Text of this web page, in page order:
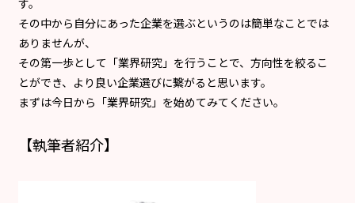
その中から自分にあった企業を選ぶというのは簡単なことでは
ありませんが、
その第一歩として「業界研究」を行うことで、方向性を絞るこ
とができ、より良い企業選びに繋がると思います。
まずは今日から「業界研究」を始めてみてください。
【執筆者紹介】